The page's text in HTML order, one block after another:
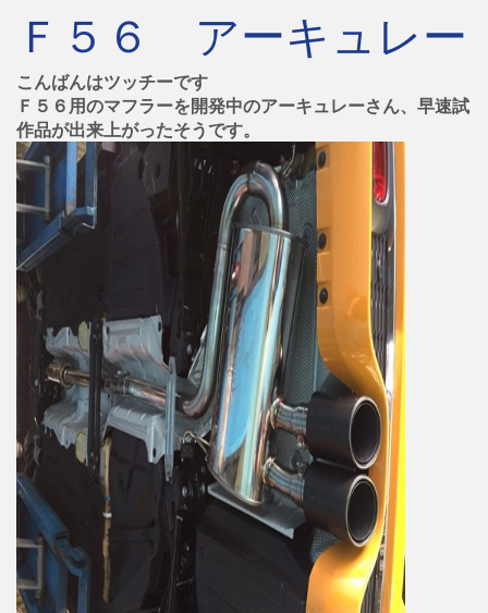
Ｆ５６ アーキュレー
こんばんはツッチーです
Ｆ５６用のマフラーを開発中のアーキュレーさん、早速試
作品が出来上がったそうです。